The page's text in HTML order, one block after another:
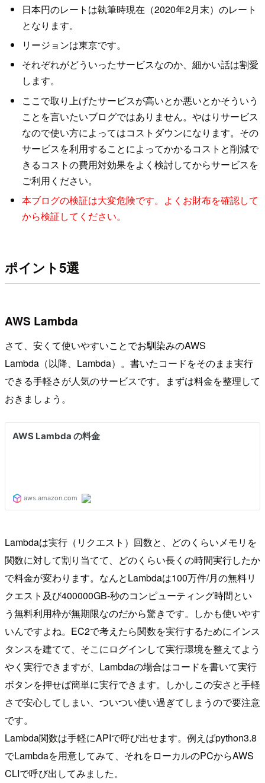
日本円のレートは執筆時現在（2020年2月末）のレート
となります。
リージョンは東京です。
それぞれがどういったサービスなのか、細かい話は割愛
します。
ここで取り上げたサービスが高いとか悪いとかそういう
ことを言いたいブログではありません。やはりサービス
なので使い方によってはコストダウンになります。その
サービスを利用することによってかかるコストと削減で
きるコストの費用対効果をよく検討してからサービスを
ご利用ください。
本ブログの検証は大変危険です。よくお財布を確認して
から検証してください。
ポイント5選
AWS Lambda
さて、安くて使いやすいことでお馴染みのAWS
Lambda（以降、Lambda）。書いたコードをそのまま実行
できる手軽さが人気のサービスです。まずは料金を整理して
おきましょう。
Lambdaは実行（リクエスト）回数と、どのくらいメモリを
関数に対して割り当てて、どのくらい長くの時間実行したか
で料金が変わります。なんとLambdaは100万件/月の無料リ
クエスト及び400000GB-秒のコンピューティング時間とい
う無料利用枠が無期限なのだから驚きです。しかも使いやす
いんですよね。EC2で考えたら関数を実行するためにインス
タンスを建てて、そこにログインして実行環境を整えてよう
やく実行できますが、Lambdaの場合はコードを書いて実行
ボタンを押せば簡単に実行できます。しかしこの安さと手軽
さで安心してしまい、ついつい使い過ぎてしまうので要注意
です。
Lambda関数は手軽にAPIで呼び出せます。例えばpython3.8
でLambdaを用意してみて、それをローカルのPCからAWS
CLIで呼び出してみました。